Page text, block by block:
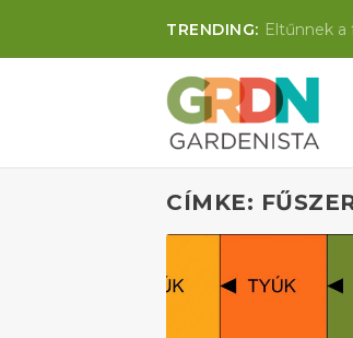
TRENDING: Eltűnnek a
CÍMKE: